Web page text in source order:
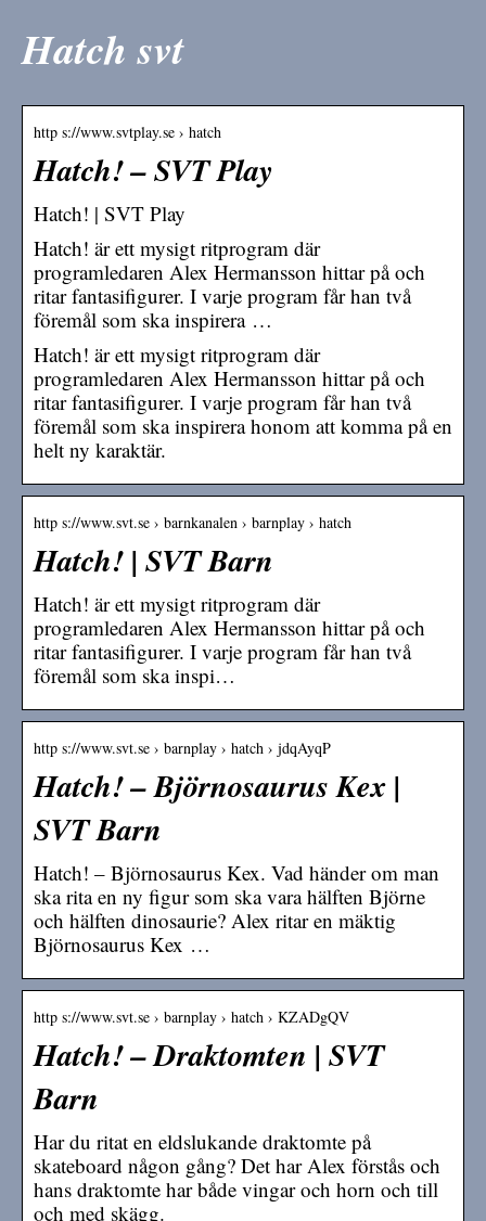
Hatch svt
http s://www.svtplay.se › hatch
Hatch! – SVT Play
Hatch! | SVT Play
Hatch! är ett mysigt ritprogram där
programledaren Alex Hermansson hittar på och
ritar fantasifigurer. I varje program får han två
föremål som ska inspirera …
Hatch! är ett mysigt ritprogram där
programledaren Alex Hermansson hittar på och
ritar fantasifigurer. I varje program får han två
föremål som ska inspirera honom att komma på en
helt ny karaktär.
http s://www.svt.se › barnkanalen › barnplay › hatch
Hatch! | SVT Barn
Hatch! är ett mysigt ritprogram där
programledaren Alex Hermansson hittar på och
ritar fantasifigurer. I varje program får han två
föremål som ska inspi…
http s://www.svt.se › barnplay › hatch › jdqAyqP
Hatch! – Björnosaurus Kex |
SVT Barn
Hatch! – Björnosaurus Kex. Vad händer om man
ska rita en ny figur som ska vara hälften Björne
och hälften dinosaurie? Alex ritar en mäktig
Björnosaurus Kex …
http s://www.svt.se › barnplay › hatch › KZADgQV
Hatch! – Draktomten | SVT
Barn
Har du ritat en eldslukande draktomte på
skateboard någon gång? Det har Alex förstås och
hans draktomte har både vingar och horn och till
och med skägg.